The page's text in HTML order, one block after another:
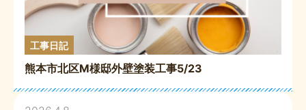
工事日記
熊本市北区M様邸外壁塗装工事5/23